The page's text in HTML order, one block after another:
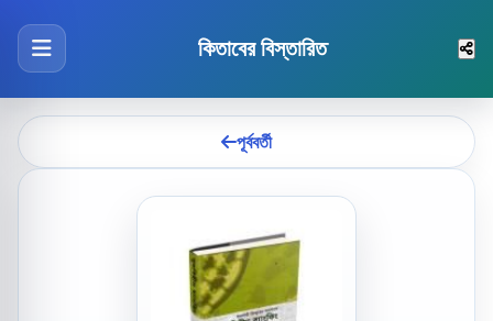
কিতাবের বিস্তারিত
পূর্ববর্তী